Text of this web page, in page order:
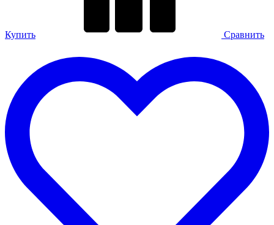
Купить Сравнить